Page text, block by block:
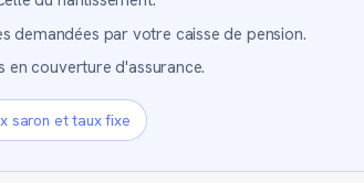
demandées par votre caisse de pension.
couverture d'assurance.
saron et taux fixe